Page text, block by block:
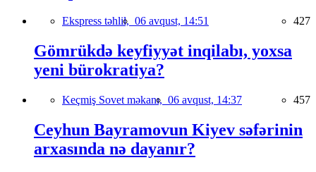
Ekspress təhlil, 06 avqust, 14:51 427
Gömrükdə keyfiyyət inqilabı, yoxsa
yeni bürokratiya?
Keçmiş Sovet məkanı, 06 avqust, 14:37 457
Ceyhun Bayramovun Kiyev səfərinin
arxasında nə dayanır?